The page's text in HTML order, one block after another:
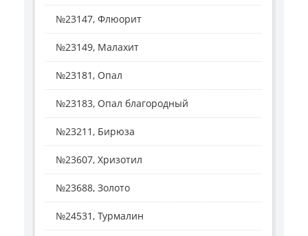
№23147, Флюорит
№23149, Малахит
№23181, Опал
№23183, Опал благородный
№23211, Бирюза
№23607, Хризотил
№23688, Золото
№24531, Турмалин